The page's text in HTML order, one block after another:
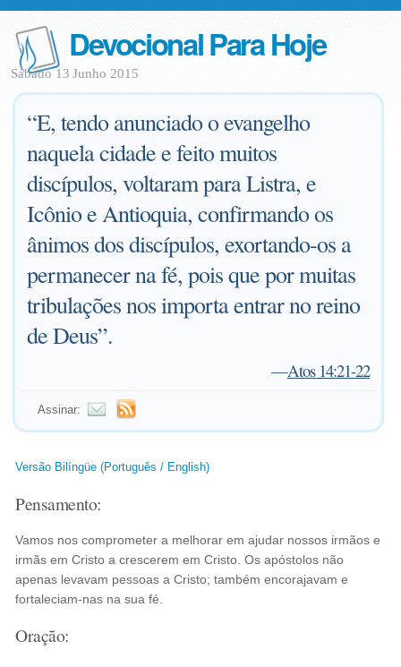
Devocional Para Hoje
Sábado 13 Junho 2015
“E, tendo anunciado o evangelho
naquela cidade e feito muitos
discípulos, voltaram para Listra, e
Icônio e Antioquia, confirmando os
ânimos dos discípulos, exortando-os a
permanecer na fé, pois que por muitas
tribulações nos importa entrar no reino
de Deus”.
—Atos 14:21-22
Assinar:
Versão Bilíngüe (Português / English)
Pensamento:
Vamos nos comprometer a melhorar em ajudar nossos irmãos e
irmãs em Cristo a crescerem em Cristo. Os apóstolos não
apenas levavam pessoas a Cristo; também encorajavam e
fortaleciam-nas na sua fé.
Oração: